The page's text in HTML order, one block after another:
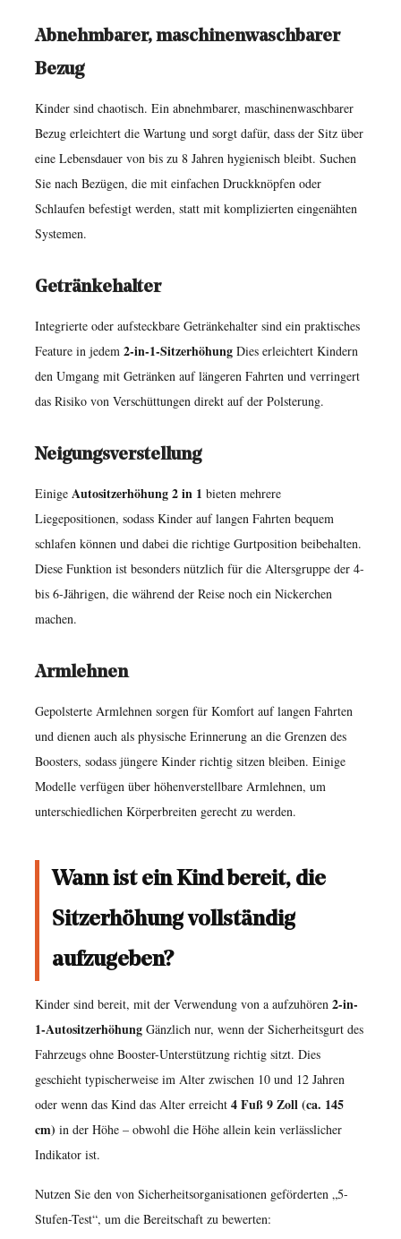
Abnehmbarer, maschinenwaschbarer
Bezug
Kinder sind chaotisch. Ein abnehmbarer, maschinenwaschbarer
Bezug erleichtert die Wartung und sorgt dafür, dass der Sitz über
eine Lebensdauer von bis zu 8 Jahren hygienisch bleibt. Suchen
Sie nach Bezügen, die mit einfachen Druckknöpfen oder
Schlaufen befestigt werden, statt mit komplizierten eingenähten
Systemen.
Getränkehalter
Integrierte oder aufsteckbare Getränkehalter sind ein praktisches
Feature in jedem 2-in-1-Sitzerhöhung Dies erleichtert Kindern
den Umgang mit Getränken auf längeren Fahrten und verringert
das Risiko von Verschüttungen direkt auf der Polsterung.
Neigungsverstellung
Einige Autositzerhöhung 2 in 1 bieten mehrere
Liegepositionen, sodass Kinder auf langen Fahrten bequem
schlafen können und dabei die richtige Gurtposition beibehalten.
Diese Funktion ist besonders nützlich für die Altersgruppe der 4-
bis 6-Jährigen, die während der Reise noch ein Nickerchen
machen.
Armlehnen
Gepolsterte Armlehnen sorgen für Komfort auf langen Fahrten
und dienen auch als physische Erinnerung an die Grenzen des
Boosters, sodass jüngere Kinder richtig sitzen bleiben. Einige
Modelle verfügen über höhenverstellbare Armlehnen, um
unterschiedlichen Körperbreiten gerecht zu werden.
Wann ist ein Kind bereit, die
Sitzerhöhung vollständig
aufzugeben?
Kinder sind bereit, mit der Verwendung von a aufzuhören 2-in-
1-Autositzerhöhung Gänzlich nur, wenn der Sicherheitsgurt des
Fahrzeugs ohne Booster-Unterstützung richtig sitzt. Dies
geschieht typischerweise im Alter zwischen 10 und 12 Jahren
oder wenn das Kind das Alter erreicht 4 Fuß 9 Zoll (ca. 145
cm) in der Höhe – obwohl die Höhe allein kein verlässlicher
Indikator ist.
Nutzen Sie den von Sicherheitsorganisationen geförderten „5-
Stufen-Test“, um die Bereitschaft zu bewerten: